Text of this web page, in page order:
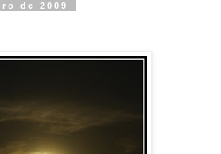
de 2009